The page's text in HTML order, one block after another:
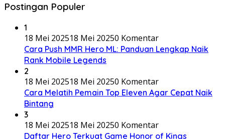
Postingan Populer
1
18 Mei 202518 Mei 20250 Komentar
Cara Push MMR Hero ML: Panduan Lengkap Naik
Rank Mobile Legends
2
18 Mei 202518 Mei 20250 Komentar
Cara Melatih Pemain Top Eleven Agar Cepat Naik
Bintang
3
18 Mei 202518 Mei 20250 Komentar
Daftar Hero Terkuat Game Honor of Kings